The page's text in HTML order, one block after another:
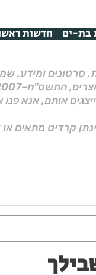
בת-ים חדשות
סרטונים ומידע,
אותם, אנא
קרדיט מתאים